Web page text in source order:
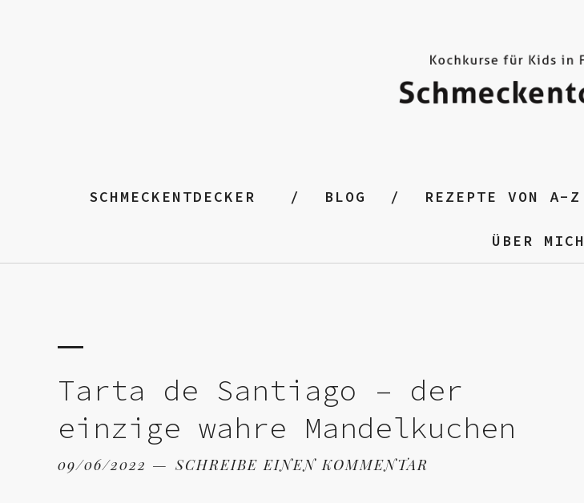
SCHMECKENTDECKER BLOG REZEPTE VON A-Z
ÜBER MICH
Tarta de Santiago – der
einzige wahre Mandelkuchen
09/06/2022 SCHREIBE EINEN KOMMENTAR